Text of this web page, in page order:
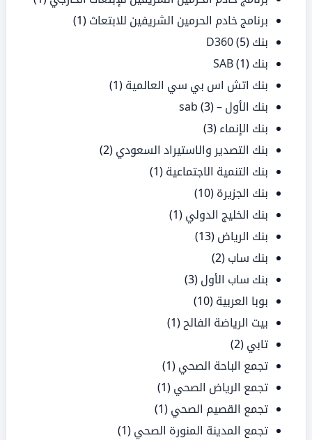
برنامج خادم الحرمين الشريفين للابتعاث (1)
بنك D360 (5)
بنك SAB (1)
بنك اتش اس بي سي العالمية (1)
بنك الأول – sab(3)
بنك الإنماء (3)
بنك التصدير والاستيراد السعودي (2)
بنك التنمية الاجتماعية (1)
بنك الجزيرة (10)
بنك الخليج الدولي (1)
بنك الرياض (13)
بنك ساب (2)
بنك ساب الأول (3)
بوبا العربية (10)
بيت الرياضة الفالح (1)
تابي (2)
تجمع الباحة الصحي (1)
تجمع الرياض الصحي (1)
تجمع القصيم الصحي (1)
تجمع المدينة المنورة الصحي (1)